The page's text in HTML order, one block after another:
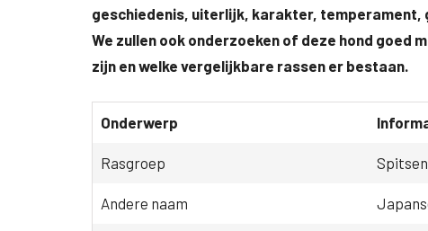
geschiedenis, uiterlijk, karakter, temperament,
We zullen ook onderzoeken of deze hond goed
zijn en welke vergelijkbare rassen er bestaan.
Onderwerp
Rasgroep Spitsen
Andere naam